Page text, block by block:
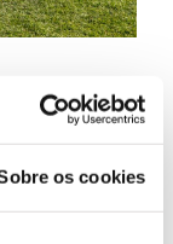
os cookies
Convertible,